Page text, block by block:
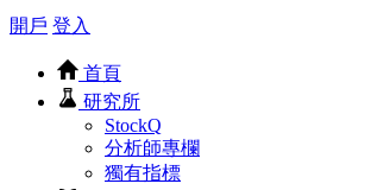
開戶 登入
首頁
研究所
StockQ
分析師專欄
獨有指標